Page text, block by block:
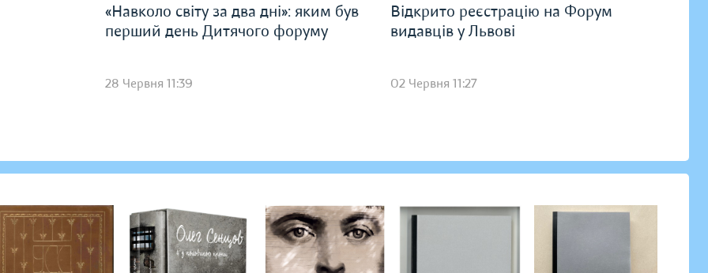
«Навколо світу за два дні»: яким був
перший день Дитячого форуму
28 Червня 11:39
Відкрито реєстрацію на Форум
видавців у Львові
02 Червня 11:27